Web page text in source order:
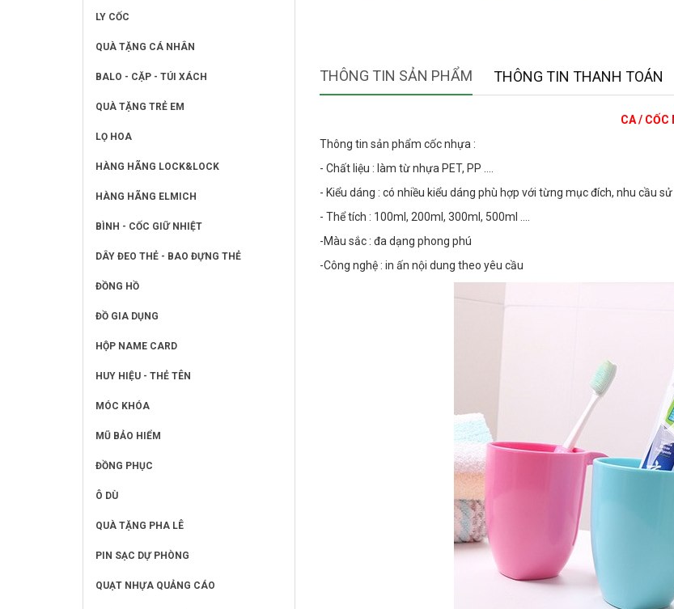
THÔNG TIN SẢN PHẨM THÔNG TIN THANH TOÁN
CA / CỐC
Thông tin sản phẩm cốc nhựa :
- Chất liệu : làm từ nhựa PET, PP ....
- Kiểu dáng : có nhiều kiểu dáng phù hợp với từng mục đích, nhu cầu
- Thể tích : 100ml, 200ml, 300ml, 500ml ....
-Màu sắc : đa dạng phong phú
-Công nghệ : in ấn nội dung theo yêu cầu
LY CỐC
QUÀ TẶNG CÁ NHÂN
BALO - CẶP - TÚI XÁCH
QUÀ TẶNG TRẺ EM
LỌ HOA
HÀNG HÃNG LOCK&LOCK
HÀNG HÃNG ELMICH
BÌNH - CỐC GIỮ NHIỆT
DÂY ĐEO THẺ - BAO ĐỰNG THẺ
ĐỒNG HỒ
ĐỒ GIA DỤNG
HỘP NAME CARD
HUY HIỆU - THẺ TÊN
MÓC KHÓA
MŨ BẢO HIỂM
ĐỒNG PHỤC
Ô DÙ
QUÀ TẶNG PHA LÊ
PIN SẠC DỰ PHÒNG
QUẠT NHỰA QUẢNG CÁO